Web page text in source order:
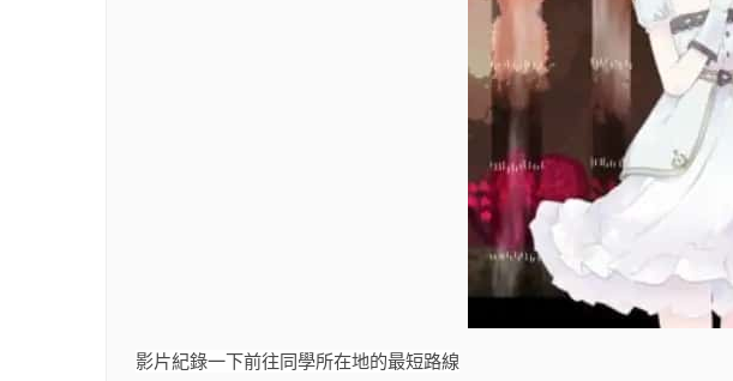
影片紀錄一下前往同學所在地的最短路線